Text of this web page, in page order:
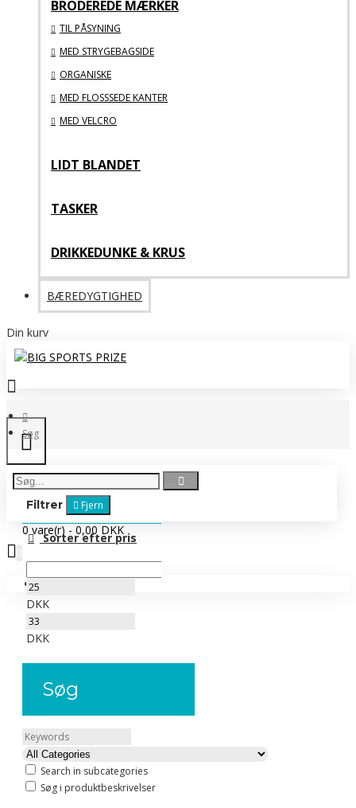
BRODEREDE MÆRKER
TIL PÅSYNING
MED STRYGEBAGSIDE
ORGANISKE
MED FLOSSSEDE KANTER
MED VELCRO
LIDT BLANDET
TASKER
DRIKKEDUNKE & KRUS
BÆREDYGTIGHED
Din kurv
0 vare(r) - 0,00 DKK
Ingen produkter
Søg
Filtrer Fjern
Sorter efter pris
DKK
DKK
Søg
Search in subcategories
Søg i produktbeskrivelser